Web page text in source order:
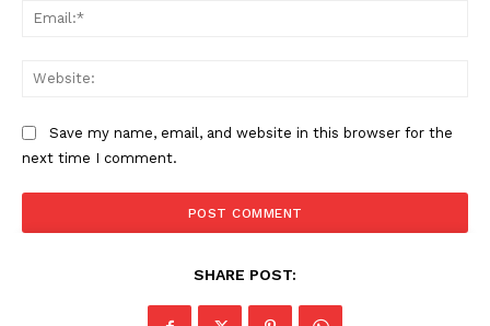
Save my name, email, and website in this browser for the
next time I comment.
SHARE POST: